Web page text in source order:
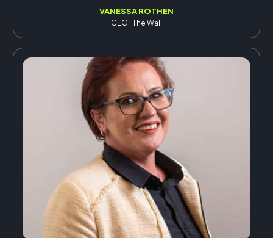
VANESSA ROTHEN
CEO | The Wall